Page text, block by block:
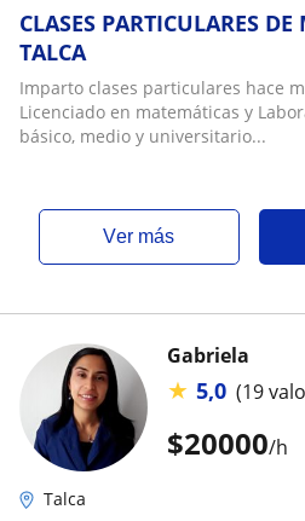
CLASES PARTICULARES
TALCA
Imparto clases particulares hace
Licenciado en matemáticas y
básico, medio y universitario...
ver más
$20000/h
Gabriela
★ 5,0 (19
Talca